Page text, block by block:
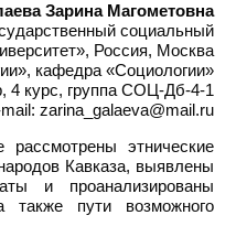
Зарина Магометовна
социальный
Россия, Москва
кафедра «Социологии»
4 курс, группа СОЦ-Дб-4-1
zarina_galaeva@mail.ru
этнические
Кавказа, выявлены
и проанализированы
пути возможного